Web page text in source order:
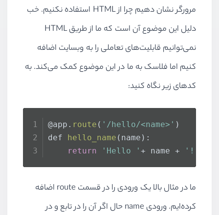
مرورگر نشان دهیم چرا از HTML استفاده نکنیم. خب
دلیل این موضوع آن است که ما از طریق HTML
نمی‌توانیم قابلیت‌های تعاملی را به وبسایت اضافه
کنیم اما فلاسک به ما در این موضوع کمک می‌کند. به
کدهای زیر نگاه کنید:
@app. route ( '/hello/<name>' )
def hello_name (name):
return
'Hello '+ name + '!'
ما در مثال بالا یک ورودی را در قسمت route اضافه
کرده‌ایم. ورودی name حال اگر آن را در تابع و در